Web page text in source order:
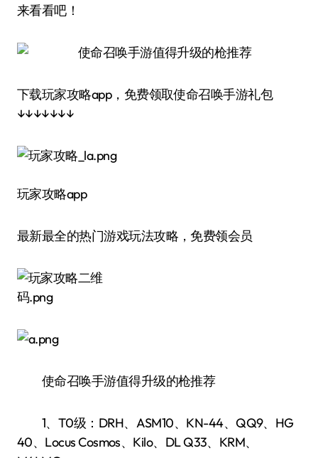
来看看吧！
下载玩家攻略app，免费领取使命召唤手游礼包
↓↓↓↓↓↓↓
玩家攻略app
最新最全的热门游戏玩法攻略，免费领会员
使命召唤手游值得升级的枪推荐
1、T0级：DRH、ASM10、KN-44、QQ9、HG
40、Locus Cosmos、Kilo、DL Q33、KRM、